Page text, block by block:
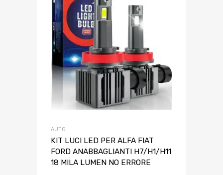
AUTO
KIT LUCI LED PER ALFA FIAT
FORD ANABBAGLIANTI H7/H1/H11
18 MILA LUMEN NO ERRORE